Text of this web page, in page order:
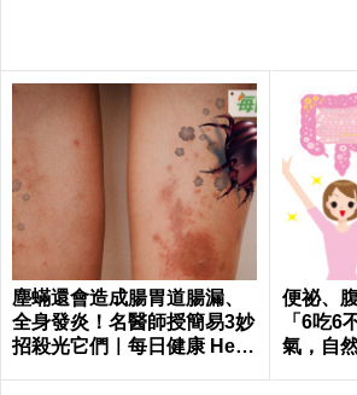
塵蟎還會造成腸胃道腸漏、
全身發炎！名醫師授簡易3妙
招殺光它們｜每日健康 Healt
便祕、
「6吃6
氣，自